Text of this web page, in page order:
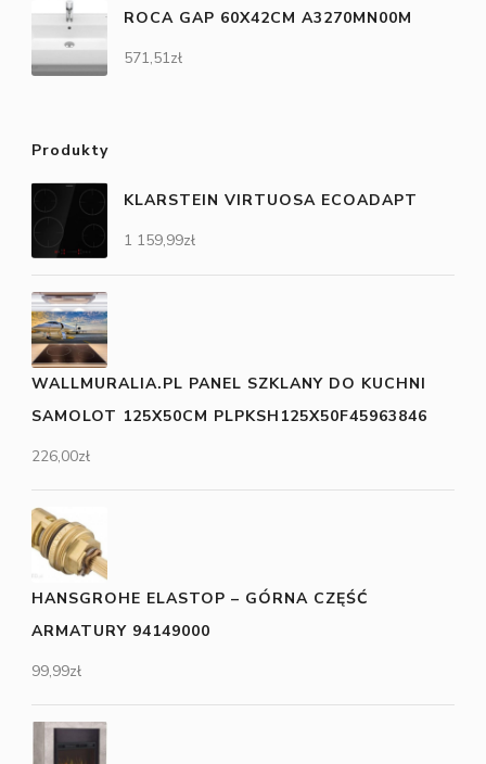
ROCA GAP 60X42CM A3270MN00M
571,51zł
Produkty
KLARSTEIN VIRTUOSA ECOADAPT
1 159,99zł
WALLMURALIA.PL PANEL SZKLANY DO KUCHNI
SAMOLOT 125X50CM PLPKSH125X50F45963846
226,00zł
HANSGROHE ELASTOP – GÓRNA CZĘŚĆ
ARMATURY 94149000
99,99zł